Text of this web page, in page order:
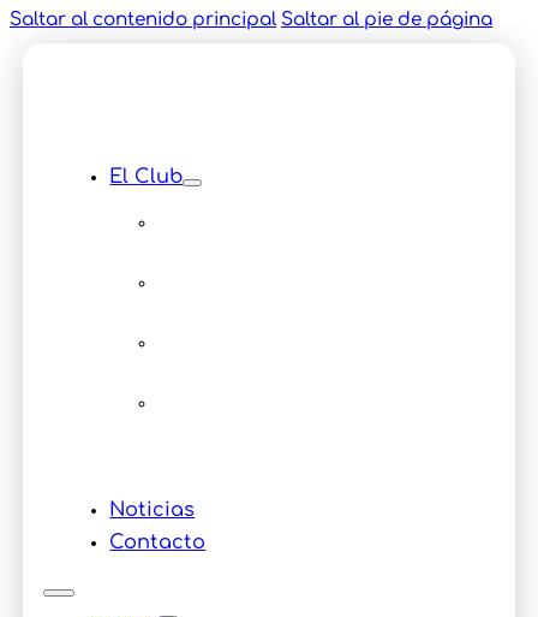
Saltar al contenido principal Saltar al pie de página
El Club
Noticias
Contacto